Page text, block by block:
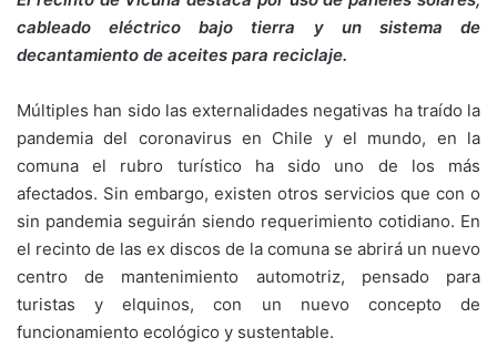
cableado eléctrico bajo tierra y un sistema de
decantamiento de aceites para reciclaje.
Múltiples han sido las externalidades negativas ha traído la
pandemia del coronavirus en Chile y el mundo, en la
comuna el rubro turístico ha sido uno de los más
afectados. Sin embargo, existen otros servicios que con o
sin pandemia seguirán siendo requerimiento cotidiano. En
el recinto de las ex discos de la comuna se abrirá un nuevo
centro de mantenimiento automotriz, pensado para
turistas y elquinos, con un nuevo concepto de
funcionamiento ecológico y sustentable.